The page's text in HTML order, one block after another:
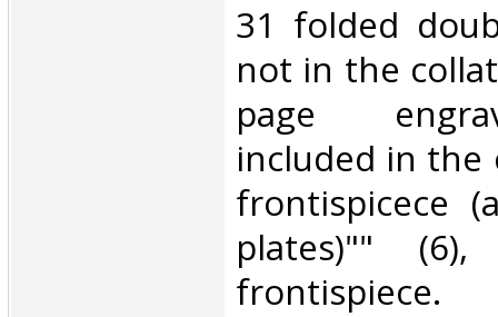
31 folded
not in the
page
included in the
frontispicece
plates)""
frontispiece.‎